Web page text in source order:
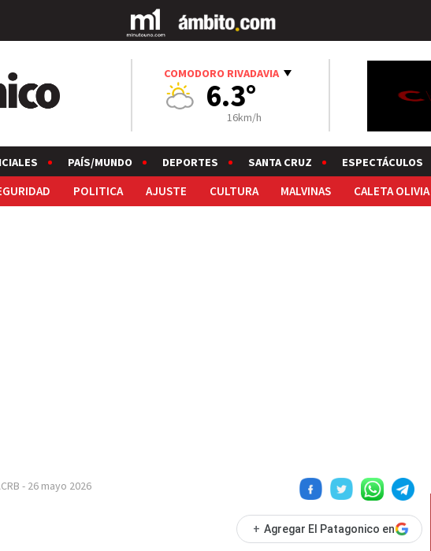
COMODORO RIVADAVIA
6.3°
16km/h
PAÍS/MUNDO DEPORTES SANTA CRUZ ESPECTÁCULOS
POLITICA AJUSTE CULTURA MALVINAS CALETA OLIVIA
- 26 mayo 2026
+ Agregar El Patagonico en